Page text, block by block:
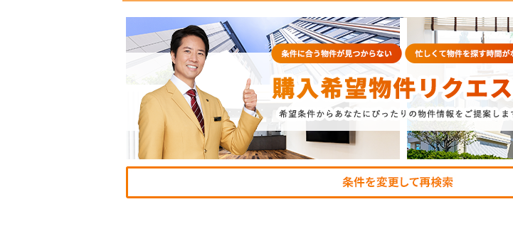
TOP
トップページ
BUY
買いたい
RENT